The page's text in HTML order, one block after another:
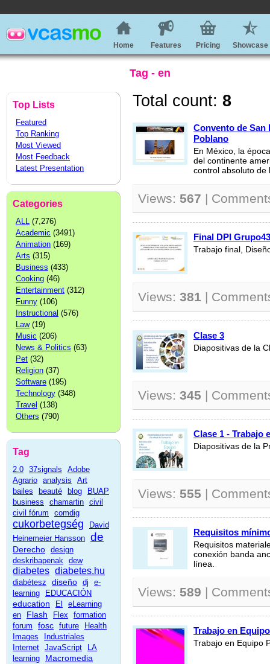
Home Features Pricing Showcase
Tag - en
Top Lists
Featured
Top Ranking
Most Viewed
Most Feedback
Latest Presentation
Categories
ALL (7,276)
Academic (3491)
Animation (169)
Arts (315)
Business (433)
Cooking (46)
Entertainment (312)
Funny (106)
Instructional (576)
Law(19)
Music (206)
News & Politics (63)
Pet (32)
Religion (37)
Software (195)
Technology (348)
Travel (138)
Others (790)
Tag
2.0 37signals
Adobe
Agrario analysis
Art
bailes
beauté blog
BUAP
business
chamartin civil
civil fórum
comdig
cukorbetegség
David
Heinemeier Hansson de
Derecho design
deskribapenak dew
diabetes diabetes.hu
diabétesz diseño dj
e-
learning
EDUCACIÓN
education El
eLearning
en
Flash Flex
formation
forum
fosc future
Health
Images
Industriales
Internet JavaScript
LA
learning
Macromedia
Total count: 8
Convento de San
Poblano
En México, la
del continente
control absoluto de
Views: 567 |
Final DPI
Trabajo final,
Views: 381 |
Clase 3
Diapositivas de la
Views: 345 |
Clase 1 - Trabajo
Diapositivas de la
Views: 555 |
Requisitos
Requisitos
conexión banda
línea.
Views: 589 |
Trabajo en
Trabajo en Equipo